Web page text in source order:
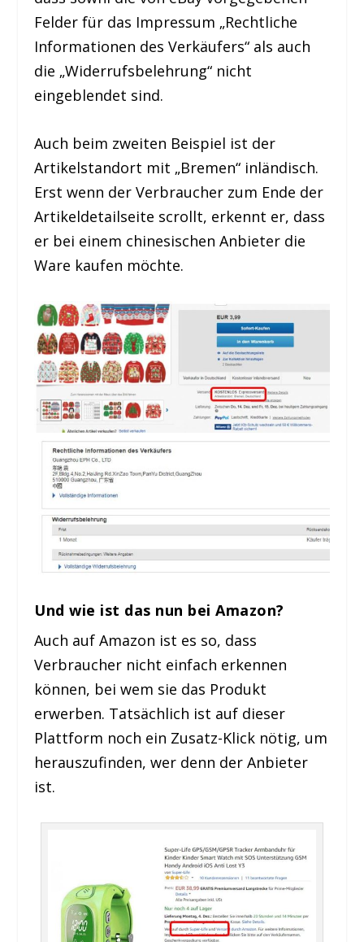
Felder für das Impressum „Rechtliche
Informationen des Verkäufers“ als auch
die „Widerrufsbelehrung“ nicht
eingeblendet sind.
Auch beim zweiten Beispiel ist der
Artikelstandort mit „Bremen“ inländisch.
Erst wenn der Verbraucher zum Ende der
Artikeldetailseite scrollt, erkennt er, dass
er bei einem chinesischen Anbieter die
Ware kaufen möchte.
Und wie ist das nun bei Amazon?
Auch auf Amazon ist es so, dass
Verbraucher nicht einfach erkennen
können, bei wem sie das Produkt
erwerben. Tatsächlich ist auf dieser
Plattform noch ein Zusatz-Klick nötig, um
herauszufinden, wer denn der Anbieter
ist.